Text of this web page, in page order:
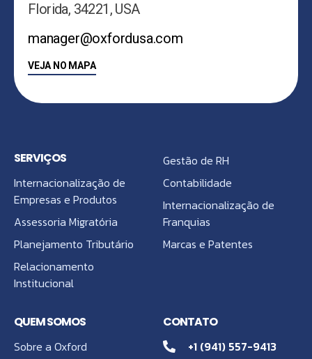
Florida, 34221, USA
manager@oxfordusa.com
VEJA NO MAPA
SERVIÇOS
Internacionalização de
Empresas e Produtos
Assessoria Migratória
Planejamento Tributário
Relacionamento
Institucional
Gestão de RH
Contabilidade
Internacionalização de
Franquias
Marcas e Patentes
QUEM SOMOS
Sobre a Oxford
CONTATO
+1 (941) 557-9413